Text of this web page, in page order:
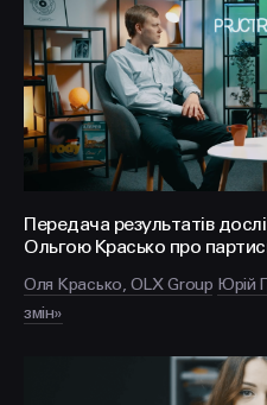
FACEBOOK LINKEDIN
Передача результатів
Ольгою Красько про
Оля Красько, OLX Group Юрій
змін»